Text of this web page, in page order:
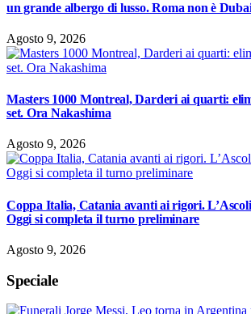
un grande albergo di lusso. Roma non è
Agosto 9, 2026
Masters 1000 Montreal, Darderi ai quarti:
set. Ora Nakashima
Agosto 9, 2026
Coppa Italia, Catania avanti ai rigori.
Oggi si completa il turno preliminare
Agosto 9, 2026
Speciale